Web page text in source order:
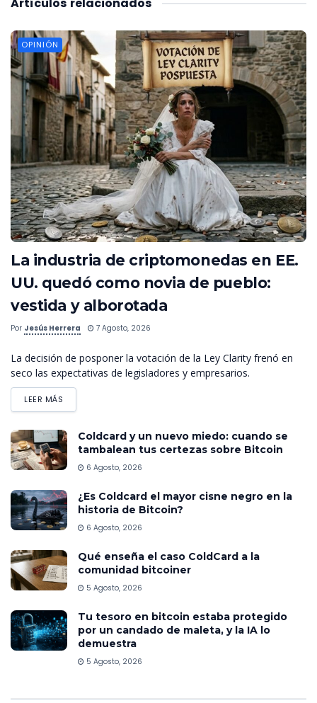
OPINIÓN
La industria de criptomonedas en EE.
UU. quedó como novia de pueblo:
vestida y alborotada
Por Jesús Herrera 7 Agosto, 2026
La decisión de posponer la votación de la Ley Clarity frenó en
seco las expectativas de legisladores y empresarios.
LEER MÁS
Coldcard y un nuevo miedo: cuando se
tambalean tus certezas sobre Bitcoin
6 Agosto, 2026
¿Es Coldcard el mayor cisne negro en la
historia de Bitcoin?
6 Agosto, 2026
Qué enseña el caso ColdCard a la
comunidad bitcoiner
5 Agosto, 2026
Tu tesoro en bitcoin estaba protegido
por un candado de maleta, y la IA lo
demuestra
5 Agosto, 2026